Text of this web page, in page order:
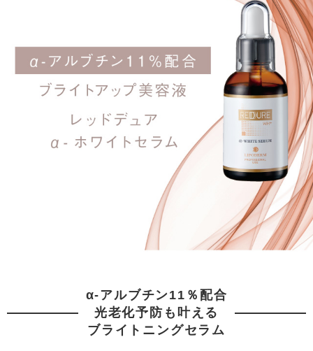
α-アルブチン11％配合
光老化予防も叶える
ブライトニングセラム